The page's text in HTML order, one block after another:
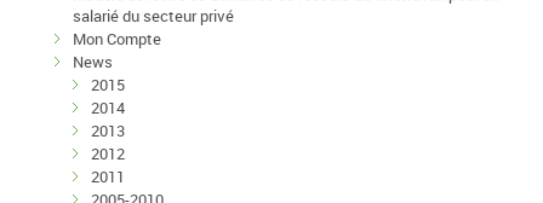
salarié du secteur privé
Mon Compte
News
2015
2014
2013
2012
2011